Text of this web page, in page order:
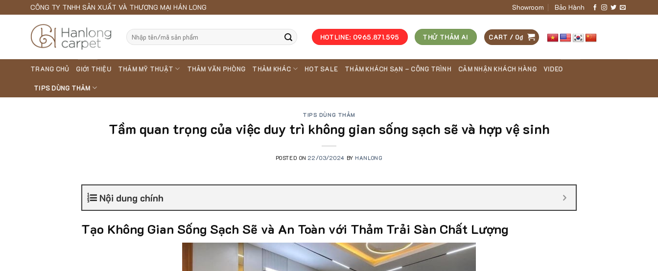
to
CÔNG TY TNHH SẢN XUẤT VÀ THƯƠNG MẠI HÁN LONG Showroom Bảo Hành
Search
for:
HOTLINE: 0965.871.595 THỬ THẢM AI CART / 0₫
TRANG CHỦ GIỚI THIỆU THẢM MỸ THUẬT THẢM VĂN PHÒNG THẢM KHÁC HOT SALE THẢM KHÁCH SẠN – CÔNG TRÌNH CẢM NHẬN KHÁCH HÀNG VIDEO
TIPS DÙNG THẢM
TIPS DÙNG THẢM
Tầm quan trọng của việc duy trì không gian sống sạch sẽ và hợp vệ sinh
POSTED ON22/03/2024 BY HANLONG
Nội dung chính
Tạo Không Gian Sống Sạch Sẽ và An Toàn với Thảm Trải Sàn Chất Lượng